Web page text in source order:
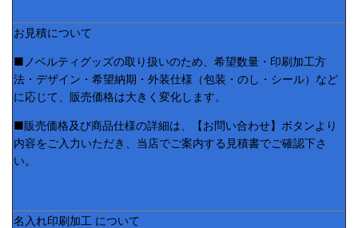
お見積について
■ノベルティグッズの取り扱いのため、希望数量・印刷加工方
法・デザイン・希望納期・外装仕様（包装・のし・シール）など
に応じて、販売価格は大きく変化します。
■販売価格及び商品仕様の詳細は、【お問い合わせ】ボタンより
内容をご入力いただき、当店でご案内する見積書でご確認下さ
い。
名入れ印刷加工 について